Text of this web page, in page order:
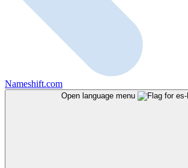
Nameshift.com
Open language menu